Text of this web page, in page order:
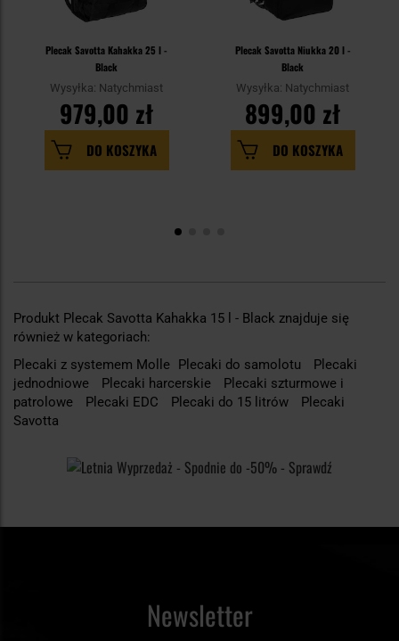
Plecak Savotta Kahakka 25 l -
Black
Wysyłka: Natychmiast
979,00 zł
DO KOSZYKA
Plecak Savotta Niukka 20 l -
Black
Wysyłka: Natychmiast
899,00 zł
DO KOSZYKA
Produkt Plecak Savotta Kahakka 15 l - Black znajduje się
również w kategoriach:
Plecaki z systemem Molle Plecaki do samolotu
Plecaki
jednodniowe
Plecaki harcerskie
Plecaki szturmowe i
patrolowe
Plecaki EDC Plecaki do 15 litrów
Plecaki
Savotta
Newsletter